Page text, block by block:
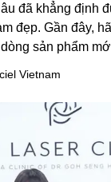
đã khẳng định
đẹp. Gần đây,
sản phẩm
Vietnam